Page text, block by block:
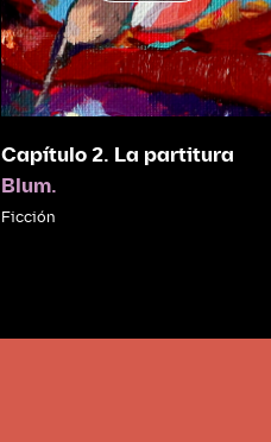
Capítulo 2. La partitura
Blum.
Ficción